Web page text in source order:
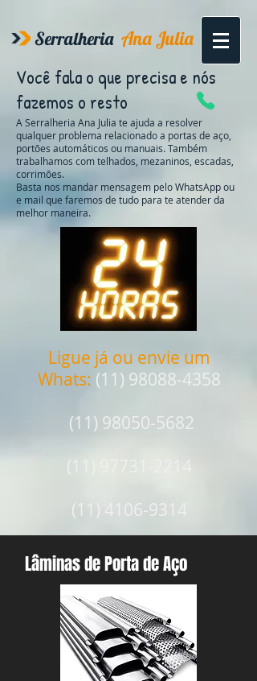
Você fala o que precisa e nós
fazemos o resto
Serralheria Ana Julia
A Serralheria Ana Julia te ajuda a resolver
qualquer problema relacionado a portas de aço,
portões automáticos ou manuais. Também
trabalhamos com telhados, mezaninos, escadas,
corrimões.
Basta nos mandar mensagem pelo WhatsApp ou
e mail que faremos de tudo para te atender da
melhor maneira.
Ligue já ou envie um
Whats: (11) 98088-4358
(11) 98050-5682
(11) 97731-2214
(11) 4106-9314
Lâminas de Porta de Aço